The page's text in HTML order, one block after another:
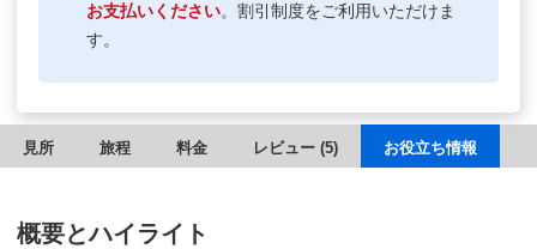
お支払いください。割引制度をご利用いただけま
す。
見所 旅程 料金 レビュー (5) お役立ち情報
概要とハイライト